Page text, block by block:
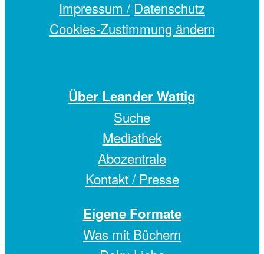
Impressum / Datenschutz
Cookies-Zustimmung ändern
Über Leander Wattig
Suche
Mediathek
Abozentrale
Kontakt / Presse
Eigene Formate
Was mit Büchern